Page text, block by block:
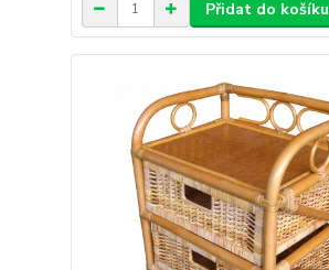
Přidat do košíku